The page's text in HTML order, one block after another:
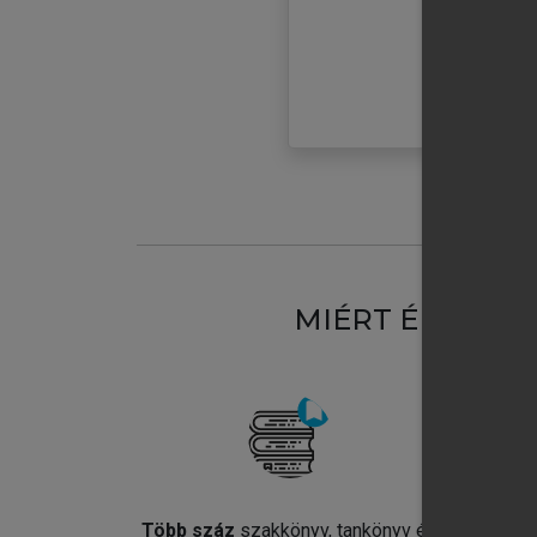
MIÉRT
Több száz szakkönyv, tankönyv és